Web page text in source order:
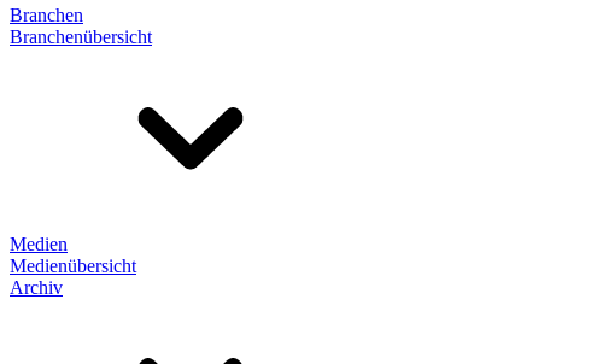
Branchen
Branchenübersicht
Medien
Medienübersicht
Archiv